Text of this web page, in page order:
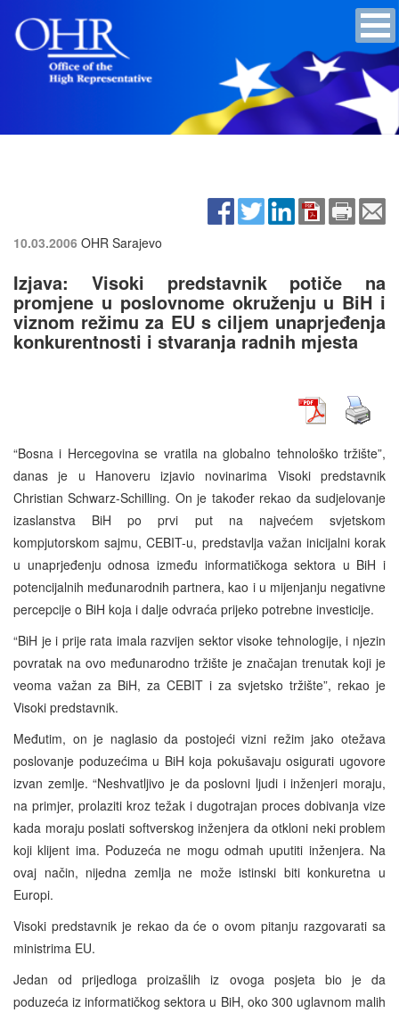
10.03.2006 OHR Sarajevo
Izjava: Visoki predstavnik potiče na
promjene u poslovnome okruženju u BiH i
viznom režimu za EU s ciljem unaprjeđenja
konkurentnosti i stvaranja radnih mjesta
“Bosna i Hercegovina se vratila na globalno tehnološko tržište”,
danas je u Hanoveru izjavio novinarima Visoki predstavnik
Christian Schwarz-Schilling. On je također rekao da sudjelovanje
izaslanstva BiH po prvi put na najvećem svjetskom
kompjutorskom sajmu, CEBIT-u, predstavlja važan inicijalni korak
u unaprjeđenju odnosa između informatičkoga sektora u BiH i
potencijalnih međunarodnih partnera, kao i u mijenjanju negativne
percepcije o BiH koja i dalje odvraća prijeko potrebne investicije.
“BiH je i prije rata imala razvijen sektor visoke tehnologije, i njezin
povratak na ovo međunarodno tržište je značajan trenutak koji je
veoma važan za BiH, za CEBIT i za svjetsko tržište”, rekao je
Visoki predstavnik.
Međutim, on je naglasio da postojeći vizni režim jako otežava
poslovanje poduzećima u BiH koja pokušavaju osigurati ugovore
izvan zemlje. “Neshvatljivo je da poslovni ljudi i inženjeri moraju,
na primjer, prolaziti kroz težak i dugotrajan proces dobivanja vize
kada moraju poslati softverskog inženjera da otkloni neki problem
koji klijent ima. Poduzeća ne mogu odmah uputiti inženjera. Na
ovaj način, nijedna zemlja ne može istinski biti konkuretna u
Europi.
Visoki predstavnik je rekao da će o ovom pitanju razgovarati sa
ministrima EU.
Jedan od prijedloga proizašlih iz ovoga posjeta bio je da
poduzeća iz informatičkog sektora u BiH, oko 300 uglavnom malih